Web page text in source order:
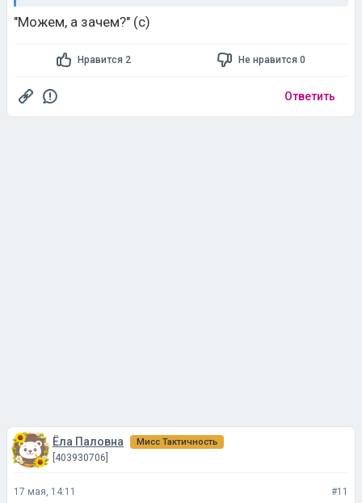
"Можем, а зачем?" (с)
Нравится 2 Не нравится 0
Ответить
Ёла Паловна Мисс Тактичность
[403930706]
17 мая, 14:11 #11